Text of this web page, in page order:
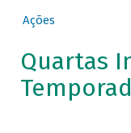
Ações
Quartas